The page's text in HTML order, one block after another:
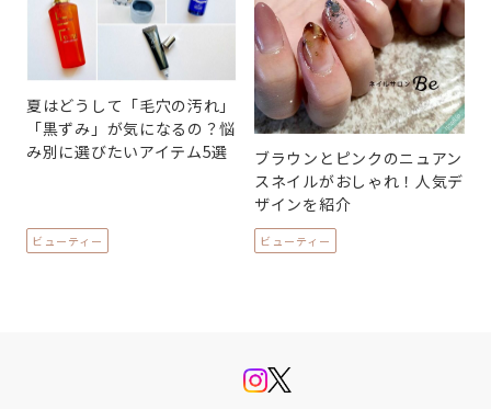
夏はどうして「毛穴の汚れ」
「黒ずみ」が気になるの？悩
み別に選びたいアイテム5選
ビューティー
ブラウンとピンクのニュアン
スネイルがおしゃれ！人気デ
ザインを紹介
ビューティー